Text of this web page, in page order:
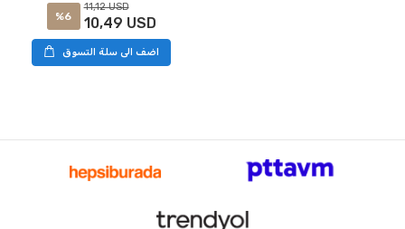
%6
11,12 USD
10,49 USD
اضف الى سلة التسوق